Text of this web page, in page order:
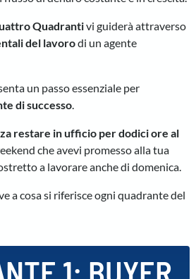
Quadrantivi guiderà attraverso
del lavorodi un agente
un passo essenziale per
di successo.
restare in ufficio per dodici ore al
che avevi promesso alla tua
a lavorare anche di domenica.
a cosa si riferisce ogni quadrante del